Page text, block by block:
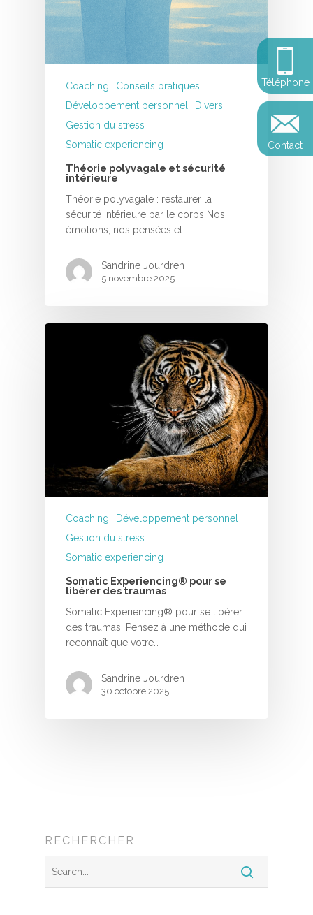
Coaching
Conseils pratiques
Développement personnel
Divers
Gestion du stress
Somatic experiencing
Théorie polyvagale et sécurité
intérieure
Théorie polyvagale : restaurer la
sécurité intérieure par le corps Nos
émotions, nos pensées et…
Sandrine Jourdren
5 novembre 2025
Coaching
Développement personnel
Gestion du stress
Somatic experiencing
Somatic Experiencing® pour se
libérer des traumas
Somatic Experiencing® pour se libérer
des traumas. Pensez à une méthode qui
reconnaît que votre…
Sandrine Jourdren
30 octobre 2025
RECHERCHER
Téléphone
Contact
Retraite de pleine
Calendrier
Devenir praticien en
de pleine conscience
Thérapie
Somatic Expériencing
Programmes
Révelez votre
votre impact
Conférences
Développement
personnel
Révelez votre
votre impact
Reconversion et
professionnelle
Explorer
et découvrir
Presse et médias
Témoignages
Contact